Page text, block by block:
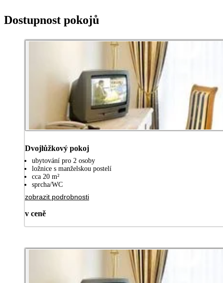
Dostupnost pokojů
Dvojlůžkový pokoj
ubytování pro 2 osoby
ložnice s manželskou postelí
cca 20 m²
sprcha/WC
zobrazit podrobnosti
v ceně